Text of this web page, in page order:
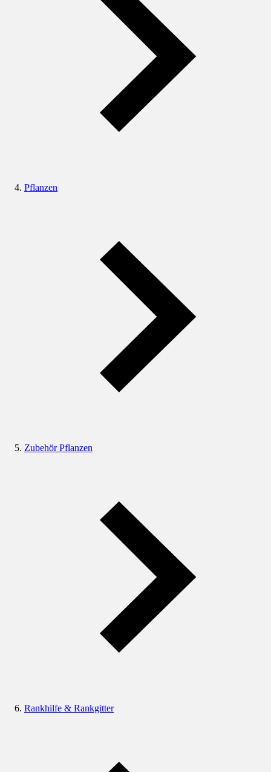
Pflanzen
Zubehör Pflanzen
Rankhilfe & Rankgitter